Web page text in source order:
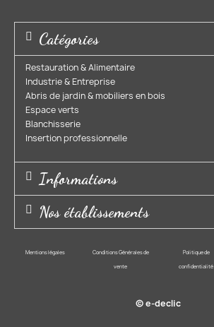
Catégories
Restauration & Alimentaire
Industrie & Entreprise​
Abris de jardin & mobiliers en bois​
Espace verts​
Blanchisserie​
Insertion professionnelle​
Informations
Nos établissements
Mentions légales Conditions Générales de
vente
Politique de
confidentialité
© e-declic